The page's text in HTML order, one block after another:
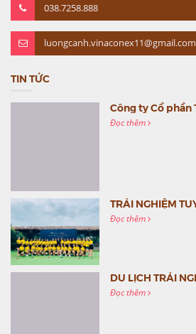
038.7258.888
luongcanh.vinaconex11@gmail.com
TIN TỨC
Đọc thêm
Đọc thêm
Đọc thêm